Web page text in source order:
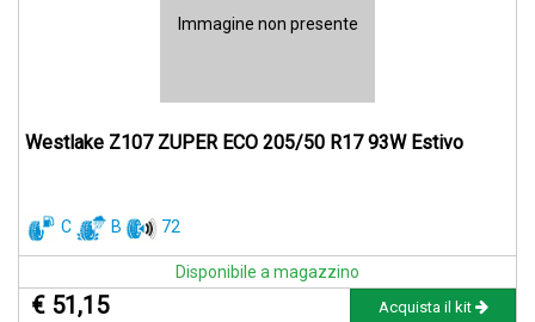
Immagine non presente
Westlake Z107 ZUPER ECO 205/50 R17 93W Estivo
C B 72
Disponibile a magazzino
€ 51,15 Acquista il kit